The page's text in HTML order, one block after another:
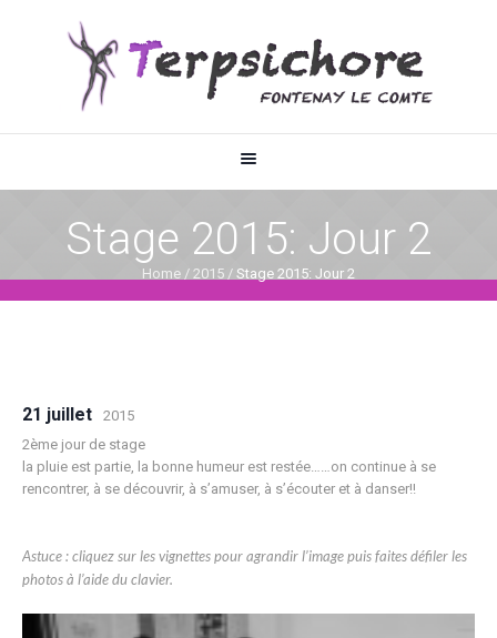
Stage 2015: Jour 2
Home / 2015 / Stage 2015: Jour 2
21 juillet
2015
2ème jour de stage
la pluie est partie, la bonne humeur est restée……on continue à se
rencontrer, à se découvrir, à s’amuser, à s’écouter et à danser!!
Astuce : cliquez sur les vignettes pour agrandir l’image puis faites défiler les
photos à l’aide du clavier.